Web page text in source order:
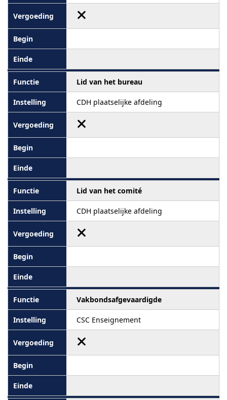
Lid van het bureau
CDH plaatselijke afdeling
Lid van het comité
CDH plaatselijke afdeling
Vakbondsafgevaardigde
CSC Enseignement